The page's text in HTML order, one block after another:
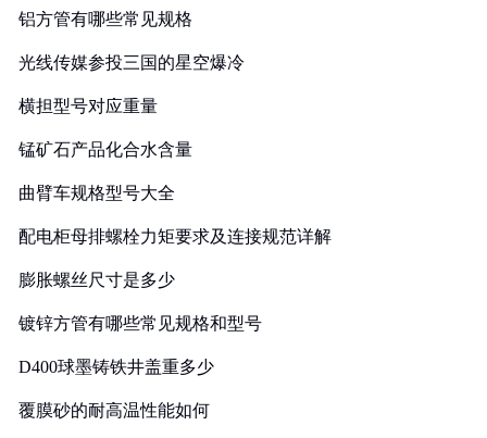
铝方管有哪些常见规格
光线传媒参投三国的星空爆冷
横担型号对应重量
锰矿石产品化合水含量
曲臂车规格型号大全
配电柜母排螺栓力矩要求及连接规范详解
膨胀螺丝尺寸是多少
镀锌方管有哪些常见规格和型号
D400球墨铸铁井盖重多少
覆膜砂的耐高温性能如何